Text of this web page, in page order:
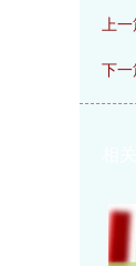
上一
下一